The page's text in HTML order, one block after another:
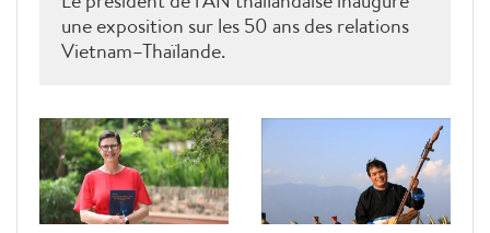
une exposition sur les 50 ans des relations
Vietnam–Thaïlande.